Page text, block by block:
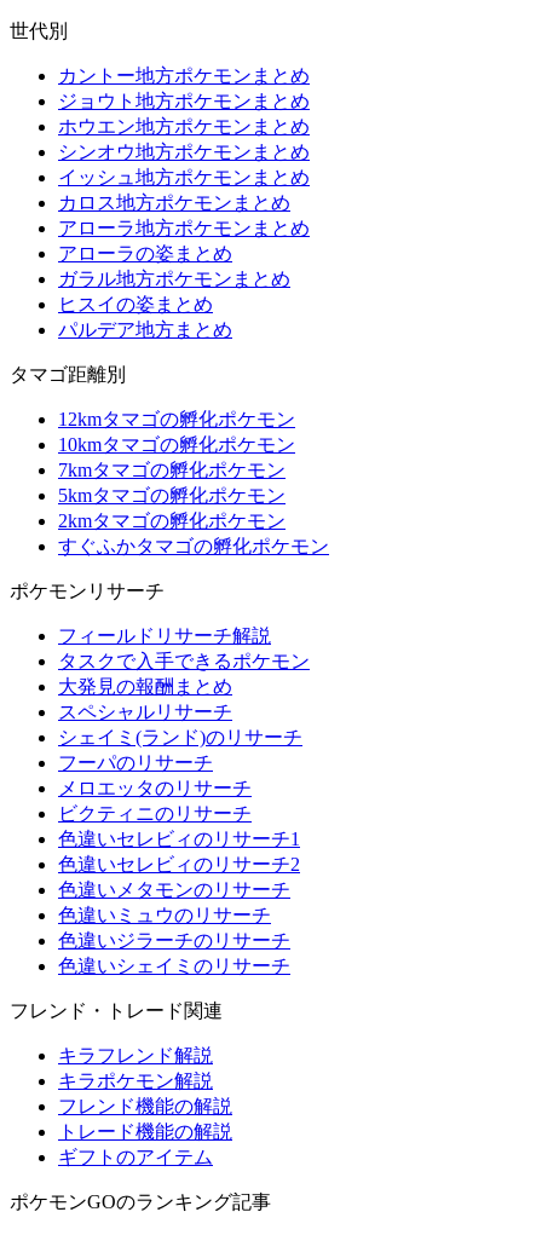
世代別
カントー地方ポケモンまとめ
ジョウト地方ポケモンまとめ
ホウエン地方ポケモンまとめ
シンオウ地方ポケモンまとめ
イッシュ地方ポケモンまとめ
カロス地方ポケモンまとめ
アローラ地方ポケモンまとめ
アローラの姿まとめ
ガラル地方ポケモンまとめ
ヒスイの姿まとめ
パルデア地方まとめ
タマゴ距離別
12kmタマゴの孵化ポケモン
10kmタマゴの孵化ポケモン
7kmタマゴの孵化ポケモン
5kmタマゴの孵化ポケモン
2kmタマゴの孵化ポケモン
すぐふかタマゴの孵化ポケモン
ポケモンリサーチ
フィールドリサーチ解説
タスクで入手できるポケモン
大発見の報酬まとめ
スペシャルリサーチ
シェイミ(ランド)のリサーチ
フーパのリサーチ
メロエッタのリサーチ
ビクティニのリサーチ
色違いセレビィのリサーチ1
色違いセレビィのリサーチ2
色違いメタモンのリサーチ
色違いミュウのリサーチ
色違いジラーチのリサーチ
色違いシェイミのリサーチ
フレンド・トレード関連
キラフレンド解説
キラポケモン解説
フレンド機能の解説
トレード機能の解説
ギフトのアイテム
ポケモンGOのランキング記事